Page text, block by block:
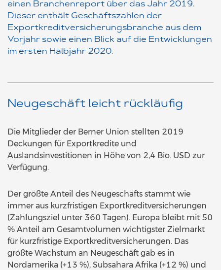
einen Branchenreport über das Jahr 2019.
Dieser enthält Geschäftszahlen der
Exportkreditversicherungsbranche aus dem
Vorjahr sowie einen Blick auf die Entwicklungen
im ersten Halbjahr 2020.
Neugeschäft leicht rückläufig
Die Mitglieder der Berner Union stellten 2019
Deckungen für Exportkredite und
Auslandsinvestitionen in Höhe von 2,4 Bio. USD zur
Verfügung.
Der größte Anteil des Neugeschäfts stammt wie
immer aus kurzfristigen Exportkreditversicherungen
(Zahlungsziel unter 360 Tagen). Europa bleibt mit 50
% Anteil am Gesamtvolumen wichtigster Zielmarkt
für kurzfristige Exportkreditversicherungen. Das
größte Wachstum an Neugeschäft gab es in
Nordamerika (+13 %), Subsahara Afrika (+12 %) und